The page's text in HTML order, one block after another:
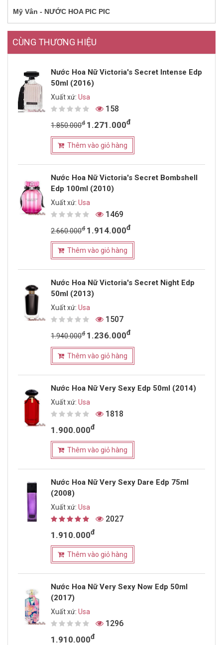
Mỹ Vân - NƯỚC HOA PIC PIC
CÙNG THƯƠNG HIỆU
Nước Hoa Nữ Victoria's Secret Intense Edp
50ml (2016)
Xuất xứ:Usa
158
1.850.000đ 1.271.000đ
Thêm vào giỏ hàng
Nước Hoa Nữ Victoria's Secret Bombshell
Edp 100ml (2010)
Xuất xứ:Usa
1469
2.660.000đ 1.914.000đ
Thêm vào giỏ hàng
Nước Hoa Nữ Victoria's Secret Night Edp
50ml (2013)
Xuất xứ:Usa
1507
1.940.000đ 1.236.000đ
Thêm vào giỏ hàng
Nước Hoa Nữ Very Sexy Edp 50ml (2014)
Xuất xứ:Usa
1818
1.900.000đ
Thêm vào giỏ hàng
Nước Hoa Nữ Very Sexy Dare Edp 75ml
(2008)
Xuất xứ:Usa
2027
1.910.000đ
Thêm vào giỏ hàng
Nước Hoa Nữ Very Sexy Now Edp 50ml
(2017)
Xuất xứ:Usa
1296
1.910.000đ